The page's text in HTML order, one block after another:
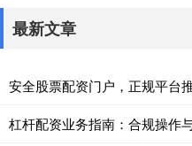
最新文章
安全股票配资门户，正规平台
杠杆配资业务指南：合规操作